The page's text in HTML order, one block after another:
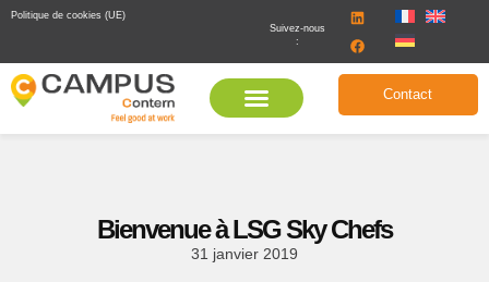
Politique de cookies (UE)
Suivez-nous
:
Contact
Bienvenue à LSG Sky Chefs
31 janvier 2019